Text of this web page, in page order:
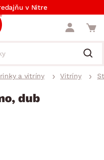
v Nitre
a vitríny Vitríny
dub